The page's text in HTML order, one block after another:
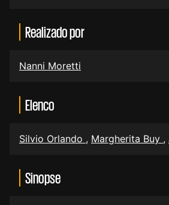
Realizado por
Nanni Moretti
Elenco
Silvio Orlando , Margherita Buy ,
Sinopse